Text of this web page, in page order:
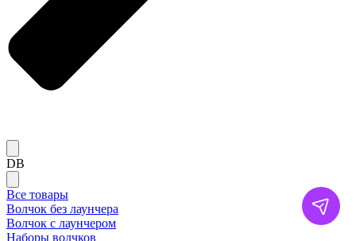
DB
Все товары
Волчок без лаунчера
Волчок с лаунчером
Наборы волчков